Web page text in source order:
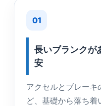
01
長いブランクが
安
アクセルとブレーキ
ど、基礎から落ち着